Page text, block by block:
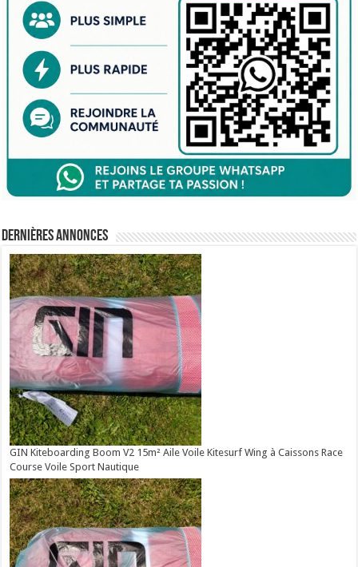
Dernières annonces
GIN Kiteboarding Boom V2 15m² Aile Voile Kitesurf Wing à Caissons Race
Course Voile Sport Nautique